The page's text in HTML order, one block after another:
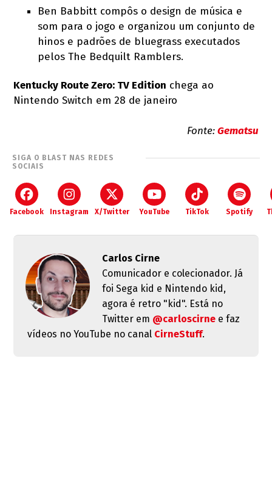
Ben Babbitt compôs o design de música e
som para o jogo e organizou um conjunto de
hinos e padrões de bluegrass executados
pelos The Bedquilt Ramblers.
Kentucky Route Zero: TV Edition chega ao
Nintendo Switch em 28 de janeiro
Fonte:Gematsu
SIGA O BLAST NAS REDES
SOCIAIS
Facebook Instagram X/Twitter YouTube TikTok Spotify
Carlos Cirne
Comunicador e colecionador. Já
foi Sega kid e Nintendo kid,
agora é retro "kid". Está no
Twitter em @carloscirne e faz
vídeos no YouTube no canal CirneStuff.